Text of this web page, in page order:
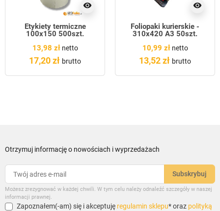
visibility
Etykiety termiczne
100x150 500szt.
13,98 złnetto
17,20 zł brutto
visibility
Foliopaki kurierskie -
310x420 A3 50szt.
10,99 złnetto
13,52 zł brutto
Otrzymuj informację o nowościach i wyprzedażach
Możesz zrezygnować w każdej chwili. W tym celu należy odnaleźć szczegóły w naszej
informacji prawnej.
Zapoznałem(-am) się i akceptuję regulamin sklepu* oraz polityką